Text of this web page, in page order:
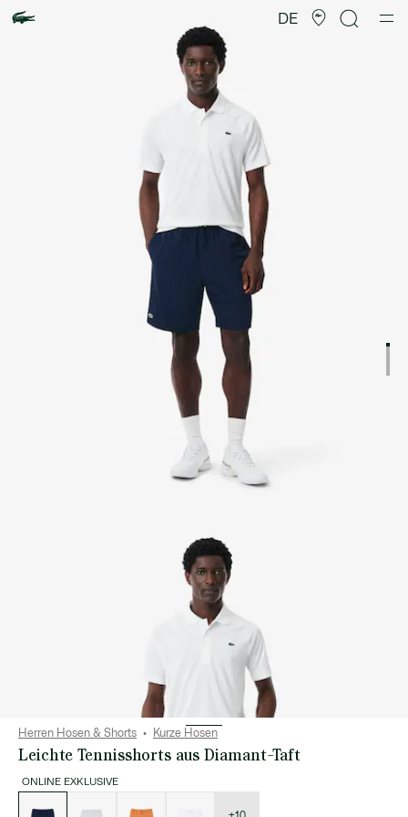
DE
Herren Hosen & Shorts Kurze Hosen
Leichte Tennisshorts aus Diamant-Taft
ONLINE EXKLUSIVE
Varianten